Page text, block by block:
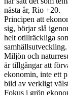
nästa år, Rio +20.
Principen att
sig, börjar slå
helt otillräckliga
samhällsutveckling.
Miljön och
är tillgångar att
ekonomin, inte ett
bild av verkligt
Fokus i grön